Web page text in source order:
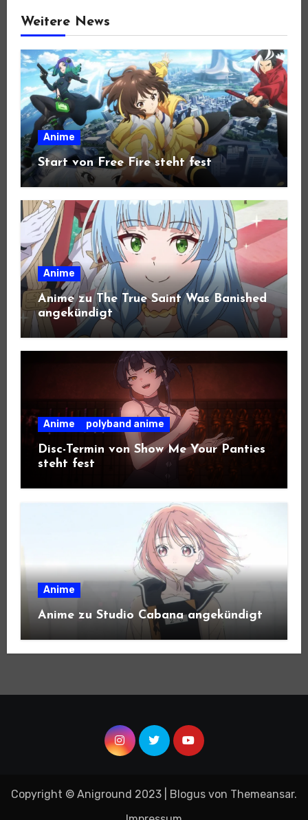
Weitere News
Anime
Start von Free Fire steht fest
Anime
Anime zu The True Saint Was Banished
angekündigt
Anime polyband anime
Disc-Termin von Show Me Your Panties
steht fest
Anime
Anime zu Studio Cabana angekündigt
Copyright © Aniground 2023 Blogus von Themeansar.